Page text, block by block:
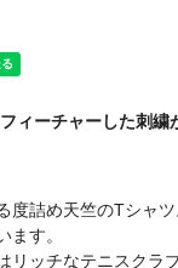
ィーチャーした刺繍
度詰め天竺のTシャ
ます。
リッチなテニスクラ